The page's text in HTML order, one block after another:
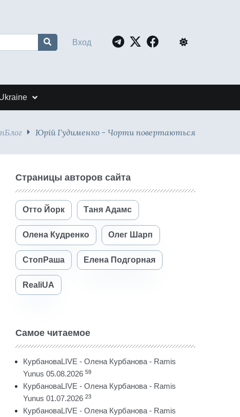
Вход
Юрій Гудименко - Чорти повертаються
Страницы авторов сайта
Отто Йорк Таня Адамс
Олена Кудренко Олег Шарп
СтопРаша Елена Подгорная
RealiUA
Самое читаемое
КурбановаLIVE - Олена Курбанова - Ramis
Yunus 05.08.2026 59
КурбановаLIVE - Олена Курбанова - Ramis
Yunus 01.07.2026 23
КурбановаLIVE - Олена Курбанова - Ramis